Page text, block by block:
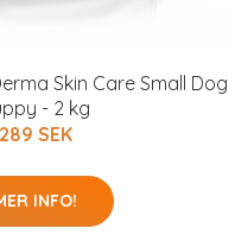
Skin Care Small Dog
- 2 kg
289 SEK
INFO!